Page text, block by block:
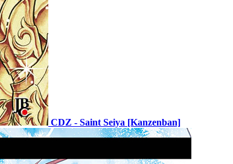
CDZ - Saint Seiya [Kanzenban]